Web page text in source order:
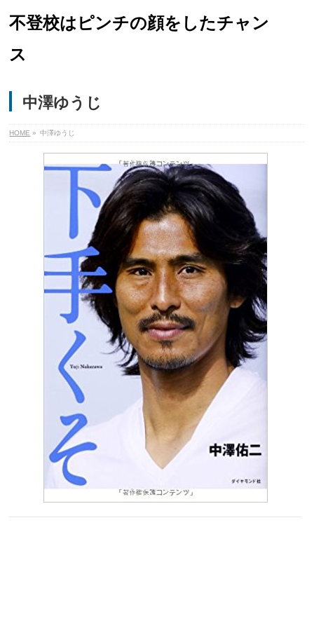
不登校はピンチの顔をしたチャン
ス
中澤ゆうじ
HOME » 中澤ゆうじ